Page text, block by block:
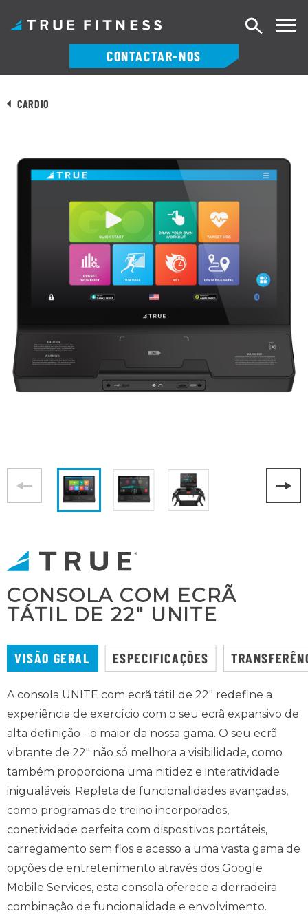
para
CONTACTAR-NOS
Pesquisar
CARDIO
CONSOLA COM ECRÃ
TÁTIL DE 22" UNITE
VISÃO GERAL ESPECIFICAÇÕES
A consola UNITE com ecrã tátil de 22" redefine a
experiência de exercício com o seu ecrã expansivo de
alta definição - o maior da nossa gama. O seu ecrã
vibrante de 22" não só melhora a visibilidade, como
também proporciona uma nitidez e interatividade
inigualáveis. Repleta de funcionalidades avançadas,
como programas de treino incorporados,
conetividade perfeita com dispositivos portáteis,
carregamento sem fios e acesso a uma vasta gama de
opções de entretenimento através dos Google
Mobile Services, esta consola oferece a derradeira
combinação de funcionalidade e envolvimento.